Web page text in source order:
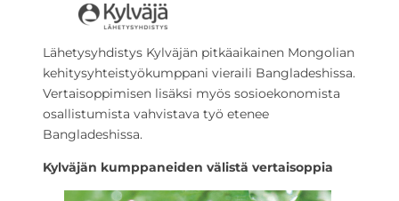
Lähetysyhdistys Kylväjän pitkäaikainen Mongolian
kehitysyhteistyökumppani vieraili Bangladeshissa.
Vertaisoppimisen lisäksi myös sosioekonomista
osallistumista vahvistava työ etenee
Bangladeshissa.
Kylväjän kumppaneiden välistä vertaisoppia